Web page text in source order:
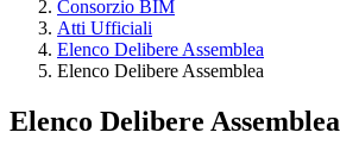
Consorzio BIM
Atti Ufficiali
Elenco Delibere Assemblea
Elenco Delibere Assemblea
Elenco Delibere Assemblea